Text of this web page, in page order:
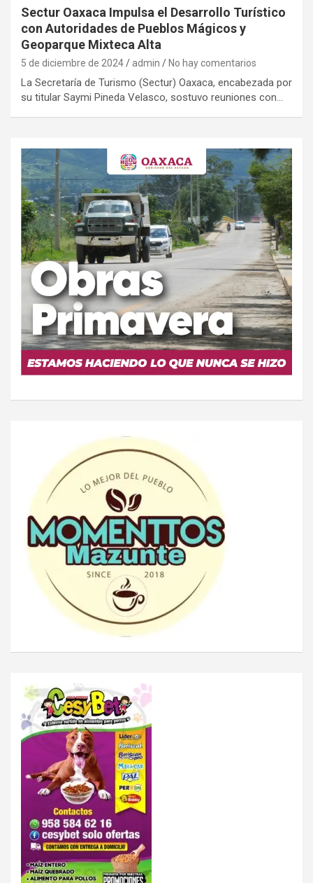
Sectur Oaxaca Impulsa el Desarrollo Turístico
con Autoridades de Pueblos Mágicos y
Geoparque Mixteca Alta
5 de diciembre de 2024 admin No hay comentarios
La Secretaría de Turismo (Sectur) Oaxaca, encabezada por
su titular Saymi Pineda Velasco, sostuvo reuniones con…